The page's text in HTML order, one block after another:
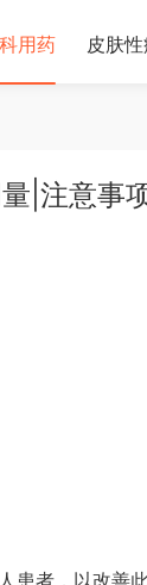
用药 皮肤
|注意事
患者，以改善